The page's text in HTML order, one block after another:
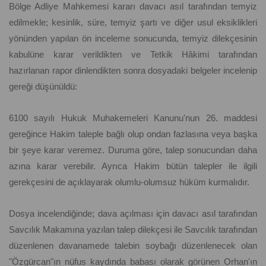
Bölge Adliye Mahkemesi kararı davacı asıl tarafından temyiz
edilmekle; kesinlik, süre, temyiz şartı ve diğer usul eksiklikleri
yönünden yapılan ön inceleme sonucunda, temyiz dilekçesinin
kabulüne karar verildikten ve Tetkik Hâkimi tarafından
hazırlanan rapor dinlendikten sonra dosyadaki belgeler incelenip
gereği düşünüldü:
6100 sayılı Hukuk Muhakemeleri Kanunu'nun 26. maddesi
gereğince Hakim taleple bağlı olup ondan fazlasına veya başka
bir şeye karar veremez. Duruma göre, talep sonucundan daha
azına karar verebilir. Ayrıca Hakim bütün talepler ile ilgili
gerekçesini de açıklayarak olumlu-olumsuz hüküm kurmalıdır.
Dosya incelendiğinde; dava açılması için davacı asıl tarafından
Savcılık Makamına yazılan talep dilekçesi ile Savcılık tarafından
düzenlenen davanamede talebin soybağı düzenlenecek olan
"Özgürcan"ın nüfus kaydında babası olarak görünen Orhan'ın